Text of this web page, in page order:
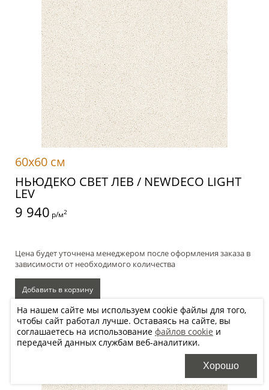
60x60 см
НЬЮДЕКО СВЕТ ЛЕВ / NEWDECO LIGHT
LEV
9 940 р/м2
Цена будет уточнена менеджером после оформления заказа в
зависимости от необходимого количества
Добавить в корзину
Хочу купить, перезвоните
На нашем сайте мы используем cookie файлы для того,
чтобы сайт работал лучше. Оставаясь на сайте, вы
соглашаетесь на использование файлов cookie и
передачей данных службам веб-аналитики.
Хорошо